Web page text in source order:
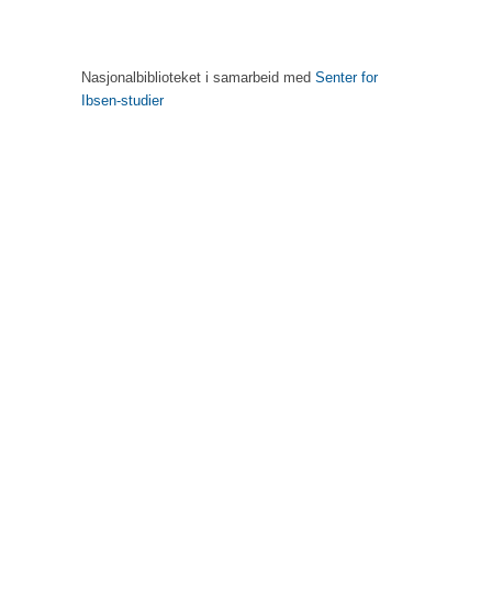
Nasjonalbiblioteket i samarbeid med Senter for
Ibsen-studier